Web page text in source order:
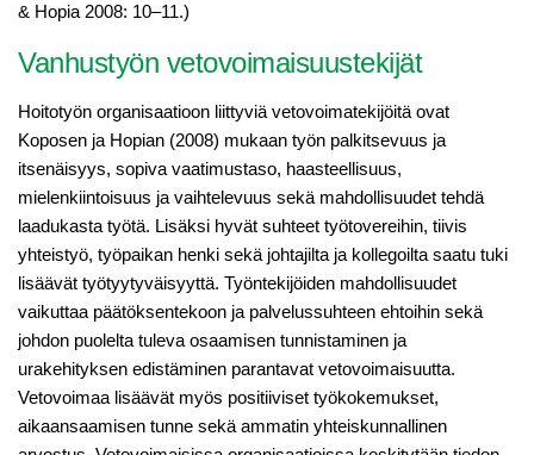
& Hopia 2008: 10–11.)
Vanhustyön vetovoimaisuustekijät
Hoitotyön organisaatioon liittyviä vetovoimatekijöitä ovat
Koposen ja Hopian (2008) mukaan työn palkitsevuus ja
itsenäisyys, sopiva vaatimustaso, haasteellisuus,
mielenkiintoisuus ja vaihtelevuus sekä mahdollisuudet tehdä
laadukasta työtä. Lisäksi hyvät suhteet työtovereihin, tiivis
yhteistyö, työpaikan henki sekä johtajilta ja kollegoilta saatu tuki
lisäävät työtyytyväisyyttä. Työntekijöiden mahdollisuudet
vaikuttaa päätöksentekoon ja palvelussuhteen ehtoihin sekä
johdon puolelta tuleva osaamisen tunnistaminen ja
urakehityksen edistäminen parantavat vetovoimaisuutta.
Vetovoimaa lisäävät myös positiiviset työkokemukset,
aikaansaamisen tunne sekä ammatin yhteiskunnallinen